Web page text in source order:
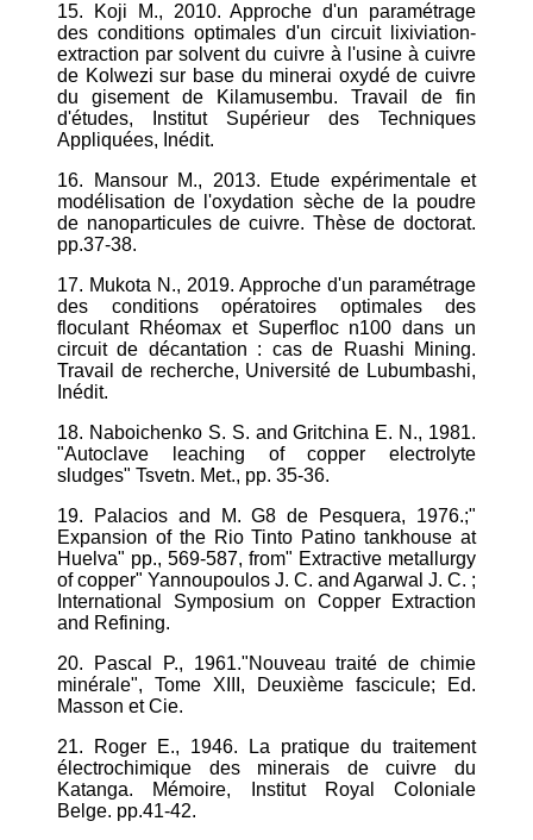
15. Koji M., 2010. Approche d'un paramétrage
des conditions optimales d'un circuit lixiviation-
extraction par solvent du cuivre à l'usine à cuivre
de Kolwezi sur base du minerai oxydé de cuivre
du gisement de Kilamusembu. Travail de fin
d'études, Institut Supérieur des Techniques
Appliquées, Inédit.
16. Mansour M., 2013. Etude expérimentale et
modélisation de l'oxydation sèche de la poudre
de nanoparticules de cuivre. Thèse de doctorat.
pp.37-38.
17. Mukota N., 2019. Approche d'un paramétrage
des conditions opératoires optimales des
floculant Rhéomax et Superfloc n100 dans un
circuit de décantation : cas de Ruashi Mining.
Travail de recherche, Université de Lubumbashi,
Inédit.
18. Naboichenko S. S. and Gritchina E. N., 1981.
"Autoclave leaching of copper electrolyte
sludges" Tsvetn. Met., pp. 35-36.
19. Palacios and M. G8 de Pesquera, 1976.;"
Expansion of the Rio Tinto Patino tankhouse at
Huelva" pp., 569-587, from" Extractive metallurgy
of copper" Yannoupoulos J. C. and Agarwal J. C. ;
International Symposium on Copper Extraction
and Refining.
20. Pascal P., 1961."Nouveau traité de chimie
minérale", Tome XIII, Deuxième fascicule; Ed.
Masson et Cie.
21. Roger E., 1946. La pratique du traitement
électrochimique des minerais de cuivre du
Katanga. Mémoire, Institut Royal Coloniale
Belge. pp.41-42.